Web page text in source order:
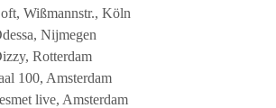
Wißmannstr., Köln
Nijmegen
Rotterdam
100, Amsterdam
live, Amsterdam